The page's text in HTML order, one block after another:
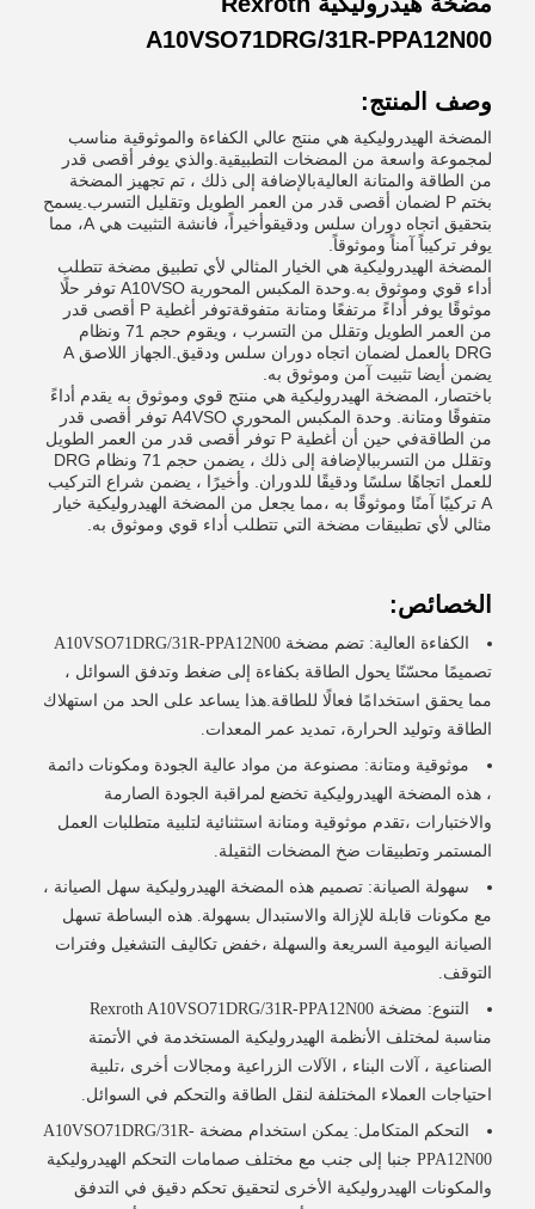
A10VSO71DRG/31R-PPA12N00
وصف المنتج:
المضخة الهيدروليكية هي منتج عالي الكفاءة والموثوقية مناسب
لمجموعة واسعة من المضخات التطبيقية.والذي يوفر أقصى قدر
من الطاقة والمتانة العاليةبالإضافة إلى ذلك ، تم تجهيز المضخة
بختم P لضمان أقصى قدر من العمر الطويل وتقليل التسرب.يسمح
بتحقيق اتجاه دوران سلس ودقيقوأخيراً، فانشة التثبيت هي A، مما
يوفر تركيباً آمناً وموثوقاً.
المضخة الهيدروليكية هي الخيار المثالي لأي تطبيق مضخة تتطلب
أداء قوي وموثوق به.وحدة المكبس المحورية A10VSO توفر حلًا
موثوقًا يوفر أداءً مرتفعًا ومتانة متفوقةتوفر أغطية P أقصى قدر
من العمر الطويل وتقلل من التسرب ، ويقوم حجم 71 ونظام
DRG بالعمل لضمان اتجاه دوران سلس ودقيق.الجهاز اللاصق A
يضمن أيضا تثبيت آمن وموثوق به.
باختصار، المضخة الهيدروليكية هي منتج قوي وموثوق به يقدم أداءً
متفوقًا ومتانة. وحدة المكبس المحوري A4VSO توفر أقصى قدر
من الطاقةفي حين أن أغطية P توفر أقصى قدر من العمر الطويل
وتقلل من التسرببالإضافة إلى ذلك ، يضمن حجم 71 ونظام DRG
للعمل اتجاهًا سلسًا ودقيقًا للدوران. وأخيرًا ، يضمن شراع التركيب
A تركيبًا آمنًا وموثوقًا به ،مما يجعل من المضخة الهيدروليكية خيار
مثالي لأي تطبيقات مضخة التي تتطلب أداء قوي وموثوق به.
الخصائص:
الكفاءة العالية: تضم مضخة A10VSO71DRG/31R-PPA12N00
تصميمًا محسّنًا يحول الطاقة بكفاءة إلى ضغط وتدفق السوائل ،
مما يحقق استخدامًا فعالًا للطاقة.هذا يساعد على الحد من استهلاك
الطاقة وتوليد الحرارة، تمديد عمر المعدات.
موثوقية ومتانة: مصنوعة من مواد عالية الجودة ومكونات دائمة
، هذه المضخة الهيدروليكية تخضع لمراقبة الجودة الصارمة
والاختبارات ،تقدم موثوقية ومتانة استثنائية لتلبية متطلبات العمل
المستمر وتطبيقات ضخ المضخات الثقيلة.
سهولة الصيانة: تصميم هذه المضخة الهيدروليكية سهل الصيانة ،
مع مكونات قابلة للإزالة والاستبدال بسهولة. هذه البساطة تسهل
الصيانة اليومية السريعة والسهلة ،خفض تكاليف التشغيل وفترات
التوقف.
التنوع: مضخة Rexroth A10VSO71DRG/31R-PPA12N00
مناسبة لمختلف الأنظمة الهيدروليكية المستخدمة في الأتمتة
الصناعية ، آلات البناء ، الآلات الزراعية ومجالات أخرى ،تلبية
احتياجات العملاء المختلفة لنقل الطاقة والتحكم في السوائل.
التحكم المتكامل: يمكن استخدام مضخة A10VSO71DRG/31R-
PPA12N00 جنبا إلى جنب مع مختلف صمامات التحكم الهيدروليكية
والمكونات الهيدروليكية الأخرى لتحقيق تحكم دقيق في التدفق